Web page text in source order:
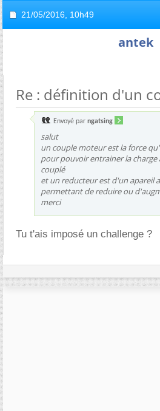
21/05/2016, 10h49
antek
Re : définition d'un
Envoyé par ngatsing
salut
un couple moteur est la force
pour pouvoir entrainer la charge
couplé
et un reducteur est d'un apareil
permettant de reduire ou
merci
Tu t'ais imposé un challenge ?